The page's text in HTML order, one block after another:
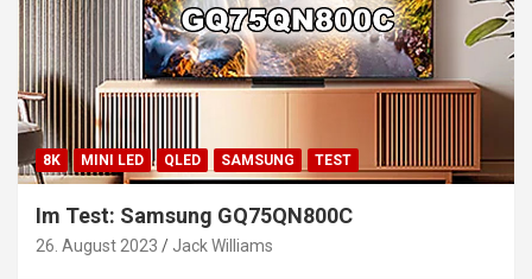
8K MINI LED QLED SAMSUNG TEST
Im Test: Samsung GQ75QN800C
26. August 2023 Jack Williams